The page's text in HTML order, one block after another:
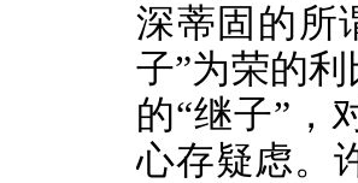
深蒂固的所
子”为荣的
的“继子”，
心存疑虑。